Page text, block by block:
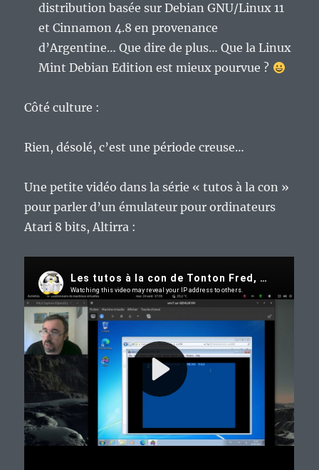
distribution basée sur Debian GNU/Linux 11
et Cinnamon 4.8 en provenance
d’Argentine… Que dire de plus… Que la Linux
Mint Debian Edition est mieux pourvue ?
Côté culture :
Rien, désolé, c’est une période creuse…
Une petite vidéo dans la série « tutos à la con »
pour parler d’un émulateur pour ordinateurs
Atari 8 bits, Altirra :